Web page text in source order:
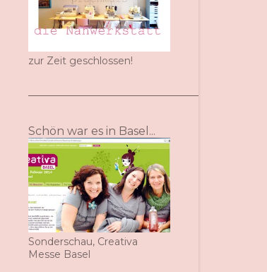
zur Zeit geschlossen!
Schön war es in Basel...
Sonderschau, Creativa
Messe Basel